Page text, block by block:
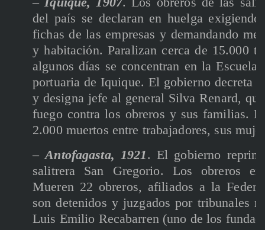
del país se declaran en huelga
fichas de las empresas y demandando
y habitación. Paralizan cerca de 15.000
algunos días se concentran en la
portuaria de Iquique. El gobierno decreta
y designa jefe al general Silva Renard,
fuego contra los obreros y sus familias.
2.000 muertos entre trabajadores, sus
– Antofagasta, 1921. El gobierno
salitrera San Gregorio. Los obreros
Mueren 22 obreros, afiliados a la
son detenidos y juzgados por tribunales
Luis Emilio Recabarren (uno de los